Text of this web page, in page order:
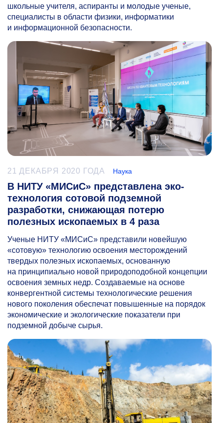
школьные учителя, аспиранты и молодые ученые,
специалисты в области физики, информатики
и информационной безопасности.
21 ДЕКАБРЯ 2020 ГОДА Наука
В НИТУ «МИСиС» представлена эко-
технология сотовой подземной
разработки, снижающая потерю
полезных ископаемых в 4 раза
Ученые НИТУ «МИСиС» представили новейшую
«сотовую» технологию освоения месторождений
твердых полезных ископаемых, основанную
на принципиально новой природоподобной концепции
освоения земных недр. Создаваемые на основе
конвергентной системы технологические решения
нового поколения обеспечат повышенные на порядок
экономические и экологические показатели при
подземной добыче сырья.